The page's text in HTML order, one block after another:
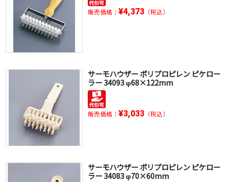
販売価格： ¥4,373（税込）
サーモハウザー ポリプロピレン ピケロー
ラー 34093 φ68×122mm
販売価格： ¥3,033（税込）
サーモハウザー ポリプロピレン ピケロー
ラー 34083 φ70×60mm